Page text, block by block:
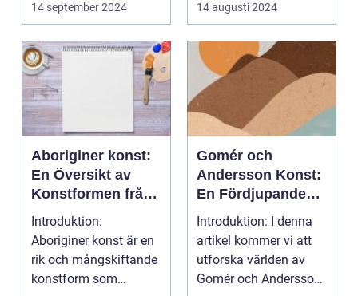
14 september 2024 14 augusti 2024
Aboriginer konst:
En Översikt av
Konstformen från
Australiens
Urinvånare
Introduktion:
Aboriginer konst är en
rik och mångskiftande
konstform som
Gomér och
Andersson Konst:
En Fördjupande
Översikt
Introduktion: I denna
artikel kommer vi att
utforska världen av
Gomér och Andersson